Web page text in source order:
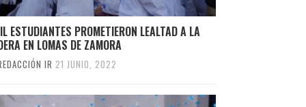
ESTUDIANTES PROMETIERON LEALTAD A LA
EN LOMAS DE ZAMORA
IR 21 JUNIO, 2022